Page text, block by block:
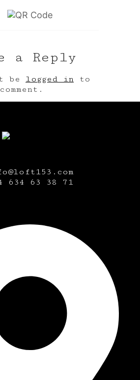
a Reply
be logged in to
634 63 38 71